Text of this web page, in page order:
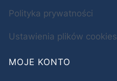
Polityka prywatności
Ustawienia plików cookies
MOJE KONTO